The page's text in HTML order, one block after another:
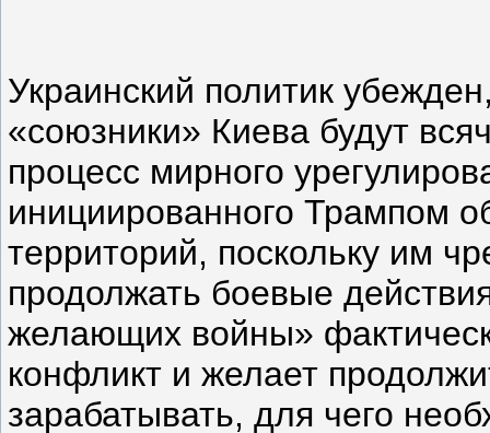
Украинский политик
«союзники» Киева будут
процесс мирного
инициированного Трампом
территорий, поскольку им
продолжать боевые
желающих войны»
конфликт и желает
зарабатывать, для чего